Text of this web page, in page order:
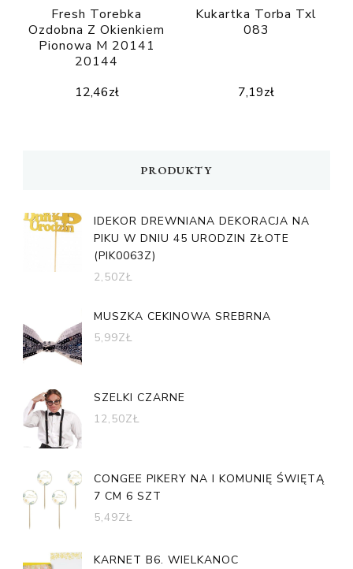
Fresh Torebka
Ozdobna Z Okienkiem
Pionowa M 20141
20144
12,46zł
Kukartka Torba Txl
083
7,19zł
PRODUKTY
IDEKOR DREWNIANA DEKORACJA NA
PIKU W DNIU 45 URODZIN ZŁOTE
(PIK0063Z)
2,50ZŁ
MUSZKA CEKINOWA SREBRNA
5,99ZŁ
SZELKI CZARNE
12,50ZŁ
CONGEE PIKERY NA I KOMUNIĘ ŚWIĘTĄ
7 CM 6 SZT
5,49ZŁ
KARNET B6. WIELKANOC